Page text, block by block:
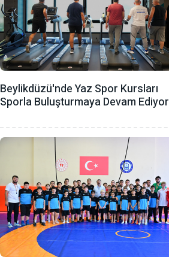
Beylikdüzü'nde Yaz Spor Kursları
Sporla Buluşturmaya Devam Ediyor